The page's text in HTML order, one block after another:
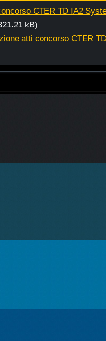
CTER TD IA2
kB)
atti concorso CTER